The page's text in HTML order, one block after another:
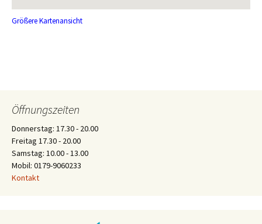
Größere Kartenansicht
Öffnungszeiten
Donnerstag: 17.30 - 20.00
Freitag 17.30 - 20.00
Samstag: 10.00 - 13.00
Mobil: 0179-9060233
Kontakt